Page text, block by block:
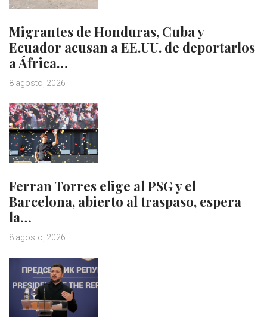
Migrantes de Honduras, Cuba y
Ecuador acusan a EE.UU. de deportarlos
a África…
8 agosto, 2026
Ferran Torres elige al PSG y el
Barcelona, abierto al traspaso, espera
la…
8 agosto, 2026